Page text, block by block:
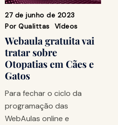
27 de junho de 2023
Por Qualittas Vídeos
Webaula gratuita vai
tratar sobre
Otopatias em Cães e
Gatos
Para fechar o ciclo da
programação das
WebAulas online e